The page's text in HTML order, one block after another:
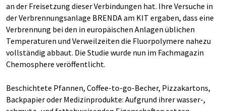
an der Freisetzung dieser Verbindungen hat. Ihre Versuche in
der Verbrennungsanlage BRENDA am KIT ergaben, dass eine
Verbrennung bei den in europäischen Anlagen üblichen
Temperaturen und Verweilzeiten die Fluorpolymere nahezu
vollständig abbaut. Die Studie wurde nun im Fachmagazin
Chemosphere veröffentlicht.
Beschichtete Pfannen, Coffee-to-go-Becher, Pizzakartons,
Backpapier oder Medizinprodukte: Aufgrund ihrer wasser-,